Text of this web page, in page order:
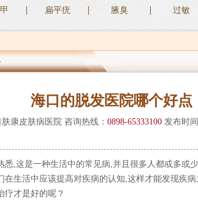
扁平疣 腋臭 过敏
海口的脱发医院哪个好点
康皮肤病医院 咨询热线： 0898-65333100 发布时
悉,这是一种生活中的常见病,并且很多人都或多或
在生活中应该提高对疾病的认知,这样才能发现疾
疗才是好的呢？